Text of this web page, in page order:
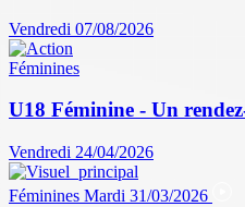
Vendredi 07/08/2026
Féminines
U18 Féminine - Un
Vendredi 24/04/2026
Féminines Mardi 31/03/2026